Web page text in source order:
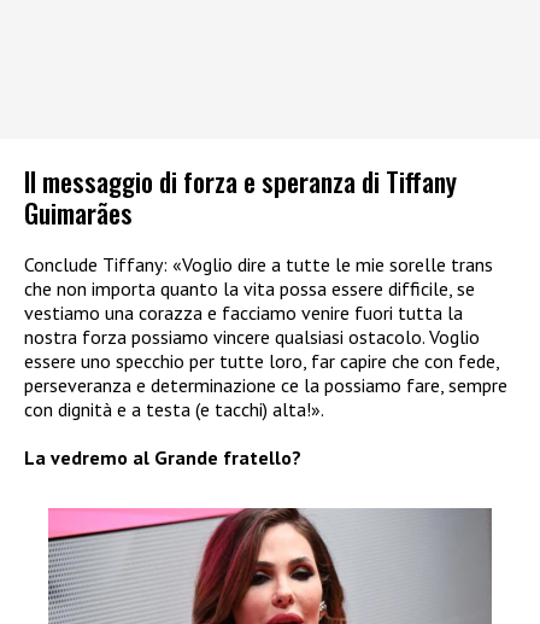
Il messaggio di forza e speranza di Tiffany
Guimarães
Conclude Tiffany: «Voglio dire a tutte le mie sorelle trans
che non importa quanto la vita possa essere difficile, se
vestiamo una corazza e facciamo venire fuori tutta la
nostra forza possiamo vincere qualsiasi ostacolo. Voglio
essere uno specchio per tutte loro, far capire che con fede,
perseveranza e determinazione ce la possiamo fare, sempre
con dignità e a testa (e tacchi) alta!».
La vedremo al Grande fratello?